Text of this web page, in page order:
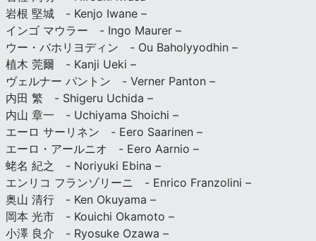
岩根 堅城 - Kenjo Iwane –
インゴ マウラー - Ingo Maurer –
ウー・バホリヨディン - Ou Baholyyodhin –
植木 莞爾 - Kanji Ueki –
ヴェルナー パントン - Verner Panton –
内田 繁 - Shigeru Uchida –
内山 章一 - Uchiyama Shoichi –
エーロ サーリネン - Eero Saarinen –
エーロ・アールニオ - Eero Aarnio –
蛯名 紀之 - Noriyuki Ebina –
エンリコ フランゾリーニ - Enrico Franzolini –
奥山 清行 - Ken Okuyama –
岡本 光市 - Kouichi Okamoto –
小澤 良介 - Ryosuke Ozawa –